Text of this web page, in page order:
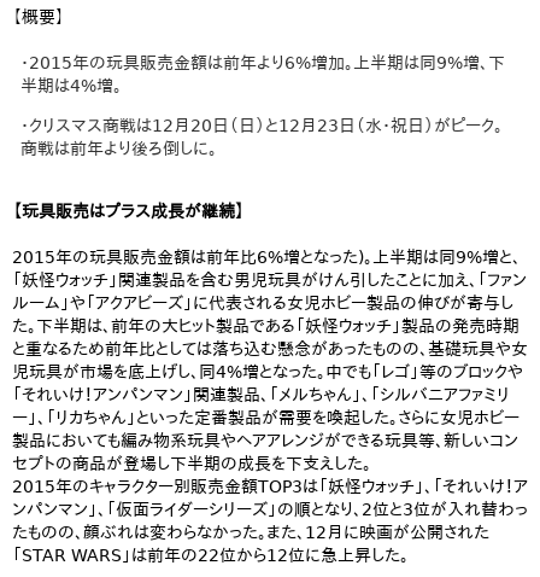
【概要】
・2015年の玩具販売金額は前年より6%増加。上半期は同9%増、下
半期は4%増。
・クリスマス商戦は12月20日（日）と12月23日（水・祝日）がピーク。
商戦は前年より後ろ倒しに。
【玩具販売はプラス成長が継続】
2015年の玩具販売金額は前年比6%増となった)。上半期は同9%増と、
「妖怪ウォッチ」関連製品を含む男児玩具がけん引したことに加え、「ファン
ルーム」や「アクアビーズ」に代表される女児ホビー製品の伸びが寄与し
た。下半期は、前年の大ヒット製品である「妖怪ウォッチ」製品の発売時期
と重なるため前年比としては落ち込む懸念があったものの、基礎玩具や女
児玩具が市場を底上げし、同4%増となった。中でも「レゴ」等のブロックや
「それいけ！アンパンマン」関連製品、「メルちゃん」、「シルバニアファミリ
ー」、「リカちゃん」といった定番製品が需要を喚起した。さらに女児ホビー
製品においても編み物系玩具やヘアアレンジができる玩具等、新しいコン
セプトの商品が登場し下半期の成長を下支えした。
2015年のキャラクター別販売金額TOP3は「妖怪ウォッチ」、「それいけ！ア
ンパンマン」、「仮面ライダーシリーズ」の順となり、2位と3位が入れ替わっ
たものの、顔ぶれは変わらなかった。また、12月に映画が公開された
「STAR WARS」は前年の22位から12位に急上昇した。